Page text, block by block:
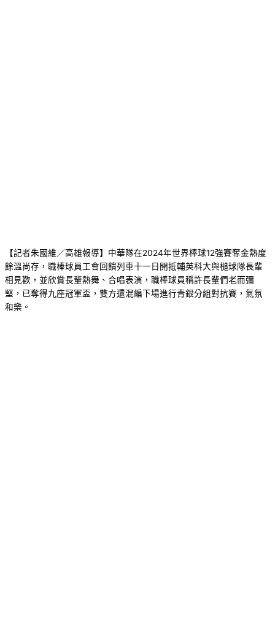
【記者朱國維／高雄報導】中華隊在2024年世界棒球12強賽奪金熱度
餘溫尚存，職棒球員工會回饋列車十一日開抵輔英科大與槌球隊長輩
相見歡，並欣賞長輩熱舞、合唱表演，職棒球員稱許長輩們老而彌
堅，已奪得九座冠軍盃，雙方還混編下場進行青銀分組對抗賽，氣氛
和樂。